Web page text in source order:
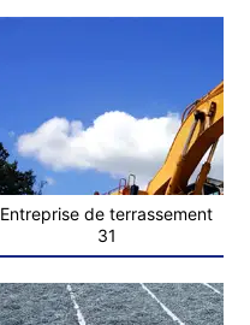
Entreprise de terrassement
31